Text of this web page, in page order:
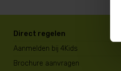
Direct regelen
Aanmelden bij 4Kids
Brochure aanvragen